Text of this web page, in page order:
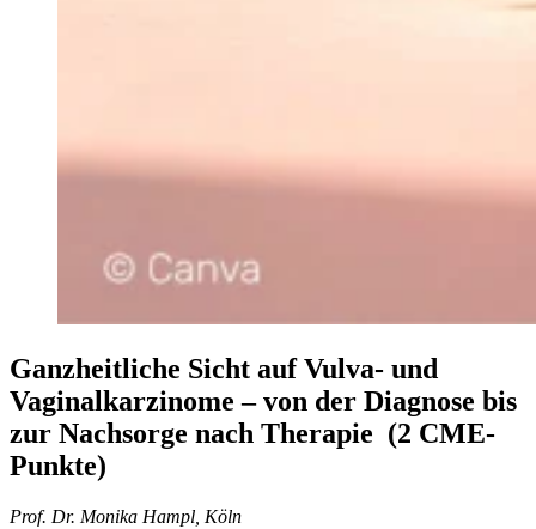
Ganzheitliche Sicht auf Vulva- und
Vaginalkarzinome – von der Diagnose bis
zur Nachsorge nach Therapie (2 CME-
Punkte)
Prof. Dr. Monika Hampl, Köln